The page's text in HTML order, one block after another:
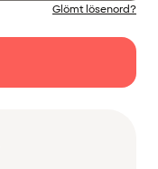
Glömt lösenord?